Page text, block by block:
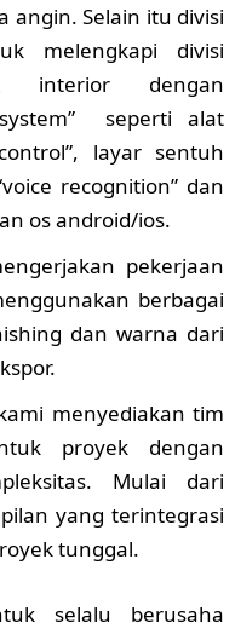
angin. Selain itu divisi
melengkapi divisi
interior dengan
seperti alat
layar sentuh
recognition” dan
os android/ios.
pekerjaan
berbagai
dan warna dari
menyediakan tim
proyek dengan
Mulai dari
yang terintegrasi
tunggal.
selalu berusaha